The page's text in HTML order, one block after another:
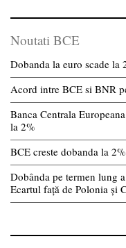
Noutati BCE
Dobanda la euro scade la
Acord intre BCE si BNR
Banca Centrala
la 2%
BCE creste dobanda la
Dobânda pe termen lung
Ecartul față de Polonia și